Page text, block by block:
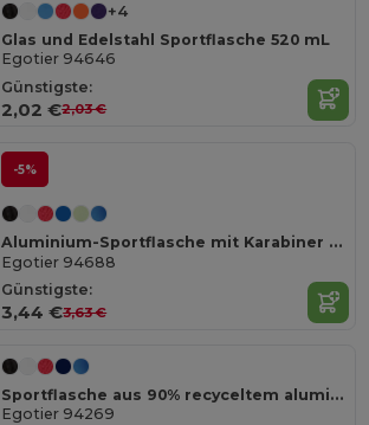
+4
Glas und Edelstahl Sportflasche 520 mL
Egotier 94646
Günstigste:
2,02 €2,03 €
-5%
Aluminium-Sportflasche mit Karabiner 800 ml
Egotier 94688
Günstigste:
3,44 €3,63 €
Sportflasche aus 90% recyceltem aluminium
Egotier 94269